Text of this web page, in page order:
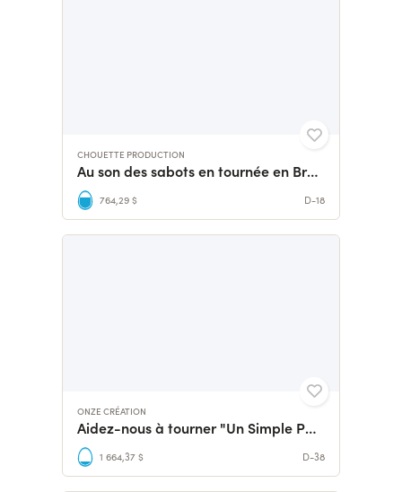
CHOUETTE PRODUCTION
Au son des sabots en tournée en Bretagne
764,29 $ D-18
ONZE CRÉATION
Aidez-nous à tourner "Un Simple Papier" !
1 664,37 $ D-38